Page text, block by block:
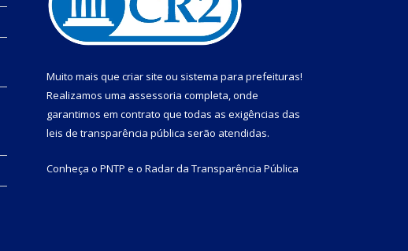
Muito mais que criar site ou sistema para prefeituras!
Realizamos uma assessoria completa, onde
garantimos em contrato que todas as exigências das
leis de transparência pública serão atendidas.
Conheça o PNTP e o Radar da Transparência Pública